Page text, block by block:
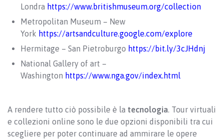
Londra https://www.britishmuseum.org/collection
Metropolitan Museum – New
York https://artsandculture.google.com/explore
Hermitage – San Pietroburgo https://bit.ly/3cJHdnj
National Gallery of art –
Washington https://www.nga.gov/index.html
A rendere tutto ciò possibile è la tecnologia. Tour virtuali
e collezioni online sono le due opzioni disponibili tra cui
scegliere per poter continuare ad ammirare le opere